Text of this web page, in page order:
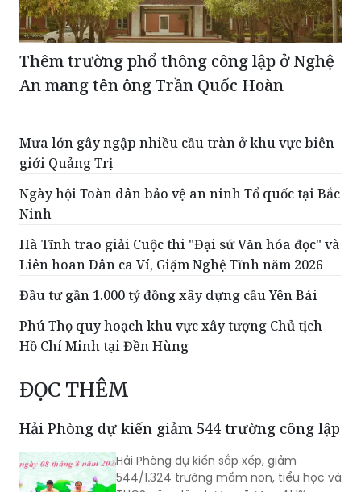
Thêm trường phổ thông công lập ở Nghệ
An mang tên ông Trần Quốc Hoàn
Mưa lớn gây ngập nhiều cầu tràn ở khu vực biên
giới Quảng Trị
Ngày hội Toàn dân bảo vệ an ninh Tổ quốc tại Bắc
Ninh
Hà Tĩnh trao giải Cuộc thi "Đại sứ Văn hóa đọc" và
Liên hoan Dân ca Ví, Giặm Nghệ Tĩnh năm 2026
Đầu tư gần 1.000 tỷ đồng xây dựng cầu Yên Bái
Phú Thọ quy hoạch khu vực xây tượng Chủ tịch
Hồ Chí Minh tại Đền Hùng
ĐỌC THÊM
Hải Phòng dự kiến giảm 544 trường công lập
Hải Phòng dự kiến sắp xếp, giảm
544/1.324 trường mầm non, tiểu học và